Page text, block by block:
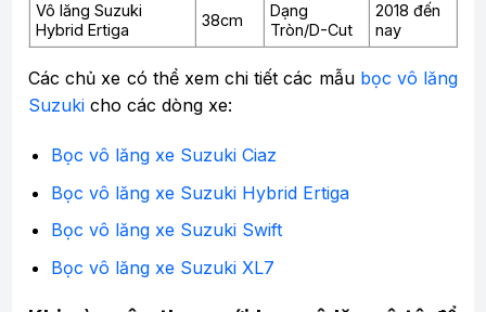
Vô lăng Suzuki
Hybrid Ertiga
38cm
Dạng
Tròn/D-Cut
2018 đến
nay
Các chủ xe có thể xem chi tiết các mẫu bọc vô lăng
Suzuki cho các dòng xe:
Bọc vô lăng xe Suzuki Ciaz
Bọc vô lăng xe Suzuki Hybrid Ertiga
Bọc vô lăng xe Suzuki Swift
Bọc vô lăng xe Suzuki XL7